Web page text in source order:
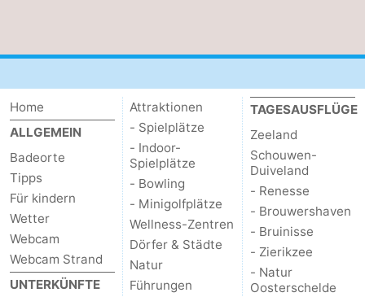
Home
ALLGEMEIN
Badeorte
Tipps
Für kindern
Wetter
Webcam
Webcam Strand
UNTERKÜNFTE
Attraktionen
- Spielplätze
- Indoor-
Spielplätze
- Bowling
- Minigolfplätze
Wellness-Zentren
Dörfer & Städte
Natur
Führungen
TAGESAUSFLÜGE
Zeeland
Schouwen-
Duiveland
- Renesse
- Brouwershaven
- Bruinisse
- Zierikzee
- Natur
Oosterschelde